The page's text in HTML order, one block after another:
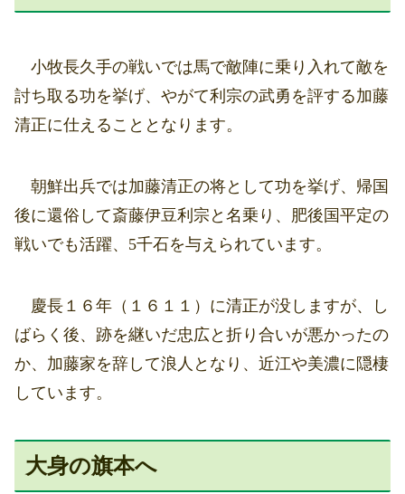
小牧長久手の戦いでは馬で敵陣に乗り入れて敵を
討ち取る功を挙げ、やがて利宗の武勇を評する加藤
清正に仕えることとなります。
朝鮮出兵では加藤清正の将として功を挙げ、帰国
後に還俗して斎藤伊豆利宗と名乗り、肥後国平定の
戦いでも活躍、5千石を与えられています。
慶長１６年（１６１１）に清正が没しますが、し
ばらく後、跡を継いだ忠広と折り合いが悪かったの
か、加藤家を辞して浪人となり、近江や美濃に隠棲
しています。
大身の旗本へ